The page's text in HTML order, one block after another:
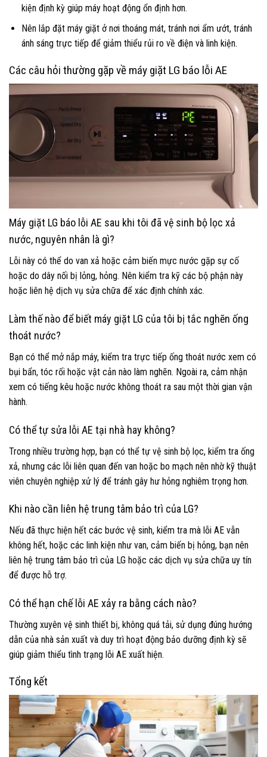
kiện định kỳ giúp máy hoạt động ổn định hơn.
Nên lắp đặt máy giặt ở nơi thoáng mát, tránh nơi ẩm ướt, tránh
ánh sáng trực tiếp để giảm thiểu rủi ro về điện và linh kiện.
Các câu hỏi thường gặp về máy giặt LG báo lỗi AE
Máy giặt LG báo lỗi AE sau khi tôi đã vệ sinh bộ lọc xả
nước, nguyên nhân là gì?
Lỗi này có thể do van xả hoặc cảm biến mực nước gặp sự cố
hoặc do dây nối bị lỏng, hỏng. Nên kiểm tra kỹ các bộ phận này
hoặc liên hệ dịch vụ sửa chữa để xác định chính xác.
Làm thế nào để biết máy giặt LG của tôi bị tắc nghẽn ống
thoát nước?
Bạn có thể mở nắp máy, kiểm tra trực tiếp ống thoát nước xem có
bụi bẩn, tóc rối hoặc vật cản nào làm nghẽn. Ngoài ra, cảm nhận
xem có tiếng kêu hoặc nước không thoát ra sau một thời gian vận
hành.
Có thể tự sửa lỗi AE tại nhà hay không?
Trong nhiều trường hợp, bạn có thể tự vệ sinh bộ lọc, kiểm tra ống
xả, nhưng các lỗi liên quan đến van hoặc bo mạch nên nhờ kỹ thuật
viên chuyên nghiệp xử lý để tránh gây hư hỏng nghiêm trọng hơn.
Khi nào cần liên hệ trung tâm bảo trì của LG?
Nếu đã thực hiện hết các bước vệ sinh, kiểm tra mà lỗi AE vẫn
không hết, hoặc các linh kiện như van, cảm biến bị hỏng, bạn nên
liên hệ trung tâm bảo trì của LG hoặc các dịch vụ sửa chữa uy tín
để được hỗ trợ.
Có thể hạn chế lỗi AE xảy ra bằng cách nào?
Thường xuyên vệ sinh thiết bị, không quá tải, sử dụng đúng hướng
dẫn của nhà sản xuất và duy trì hoạt động bảo dưỡng định kỳ sẽ
giúp giảm thiểu tình trạng lỗi AE xuất hiện.
Tổng kết